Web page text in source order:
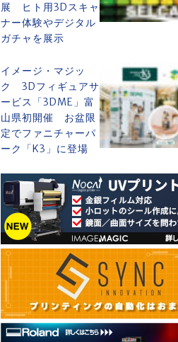
展 ヒト用3Dスキャ
ナー体験やデジタル
ガチャを展示
イメージ・マジッ
ク 3Dフィギュアサ
ービス「3DME」富
山県初開催 お盆限
定でファニチャーパ
ーク「K3」に登場